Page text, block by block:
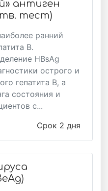
антиген
тест)
ранний
В.
HBsAg
острого и
гепатита В, а
состояния и
с...
Срок 2 дня